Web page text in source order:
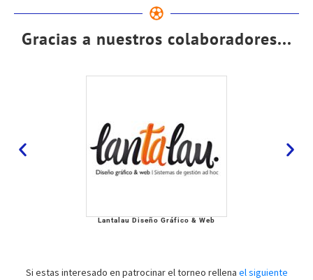
Gracias a nuestros colaboradores...
Lantalau Diseño Gráfico & Web
Si estas interesado en patrocinar el torneo rellena el siguiente